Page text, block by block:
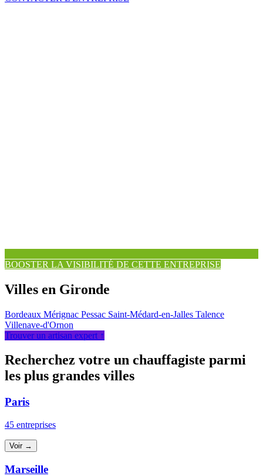
BOOSTER LA VISIBILITÉ DE CETTE ENTREPRISE
Villes en Gironde
Bordeaux Mérignac Pessac Saint-Médard-en-Jalles Talence
Villenave-d'Ornon
Trouver un artisan expert ↑
Recherchez votre un chauffagiste parmi
les plus grandes villes
Paris
45 entreprises
Voir →
Marseille